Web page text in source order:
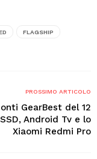
FLAGSHIP
PROSSIMO ARTICOLO
GearBest del 12
Android Tv e lo
Xiaomi Redmi Pro